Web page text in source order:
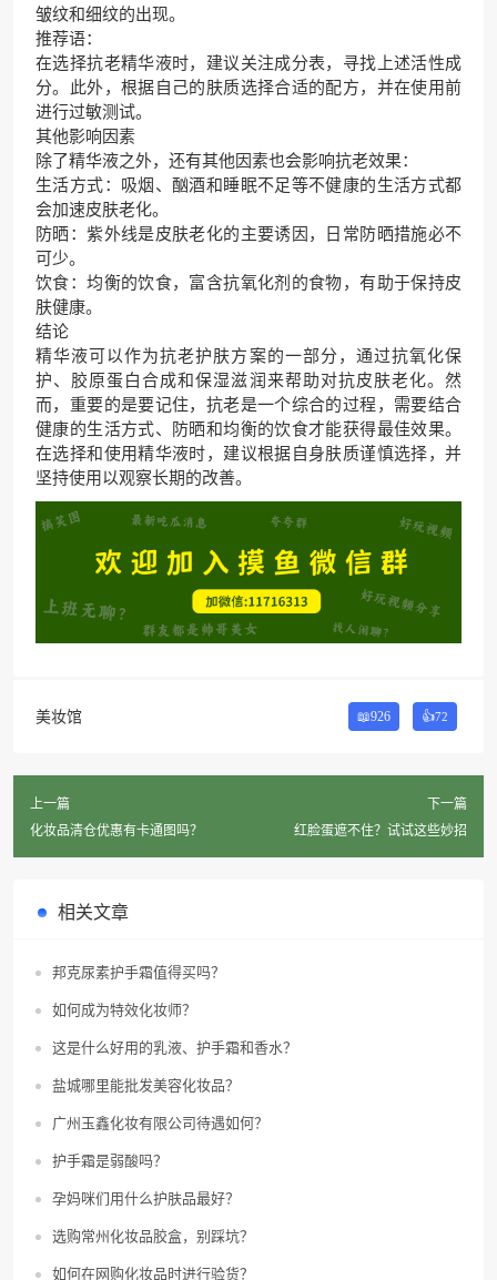
皱纹和细纹的出现。
推荐语：
在选择抗老精华液时，建议关注成分表，寻找上述活性成
分。此外，根据自己的肤质选择合适的配方，并在使用前
进行过敏测试。
其他影响因素
除了精华液之外，还有其他因素也会影响抗老效果：
生活方式：吸烟、酗酒和睡眠不足等不健康的生活方式都
会加速皮肤老化。
防晒：紫外线是皮肤老化的主要诱因，日常防晒措施必不
可少。
饮食：均衡的饮食，富含抗氧化剂的食物，有助于保持皮
肤健康。
结论
精华液可以作为抗老护肤方案的一部分，通过抗氧化保
护、胶原蛋白合成和保湿滋润来帮助对抗皮肤老化。然
而，重要的是要记住，抗老是一个综合的过程，需要结合
健康的生活方式、防晒和均衡的饮食才能获得最佳效果。
在选择和使用精华液时，建议根据自身肤质谨慎选择，并
坚持使用以观察长期的改善。
美妆馆 📖926 👍72
上一篇
化妆品清仓优惠有卡通图吗？
下一篇
红脸蛋遮不住？试试这些妙招
相关文章
邦克尿素护手霜值得买吗？
如何成为特效化妆师？
这是什么好用的乳液、护手霜和香水？
盐城哪里能批发美容化妆品？
广州玉鑫化妆有限公司待遇如何？
护手霜是弱酸吗？
孕妈咪们用什么护肤品最好？
选购常州化妆品胶盒，别踩坑？
如何在网购化妆品时进行验货？